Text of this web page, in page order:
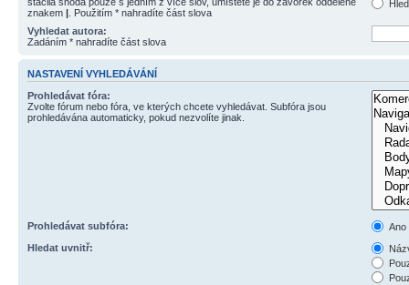
znakem | . Použitím * nahradíte část slova
Vyhledat autora:
Zadáním * nahradíte část slova
NASTAVENÍ VYHLEDÁVÁNÍ
Prohledávat fóra:
Zvolte fórum nebo fóra, ve kterých chcete vyhledávat. Subfóra jsou
prohledávána automaticky, pokud nezvolíte jinak.
Prohledávat subfóra:
Ano
Hledat uvnitř: